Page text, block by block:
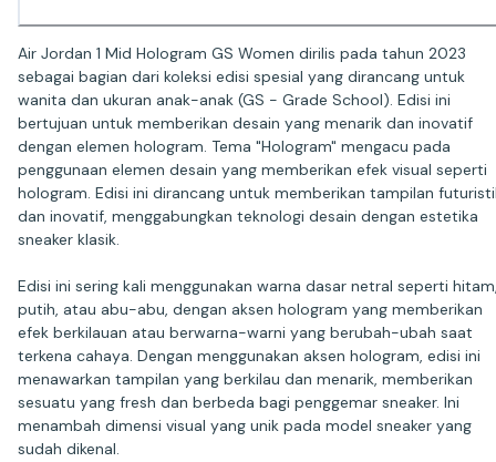
Air Jordan 1 Mid Hologram GS Women dirilis pada tahun 2023
sebagai bagian dari koleksi edisi spesial yang dirancang untuk
wanita dan ukuran anak-anak (GS - Grade School). Edisi ini
bertujuan untuk memberikan desain yang menarik dan inovatif
dengan elemen hologram. Tema "Hologram" mengacu pada
penggunaan elemen desain yang memberikan efek visual seperti
hologram. Edisi ini dirancang untuk memberikan tampilan
dan inovatif, menggabungkan teknologi desain dengan estetika
sneaker klasik.
Edisi ini sering kali menggunakan warna dasar netral seperti
putih, atau abu-abu, dengan aksen hologram yang memberikan
efek berkilauan atau berwarna-warni yang berubah-ubah saat
terkena cahaya. Dengan menggunakan aksen hologram, edisi ini
menawarkan tampilan yang berkilau dan menarik, memberikan
sesuatu yang fresh dan berbeda bagi penggemar sneaker. Ini
menambah dimensi visual yang unik pada model sneaker yang
sudah dikenal.